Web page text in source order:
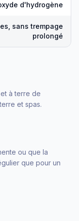
d'hydrogène
sans trempage
prolongé
à terre de
et spas.
ou que la
que pour un